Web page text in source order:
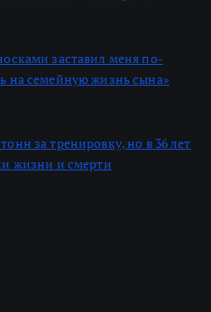
заставил меня по-
на семейную жизнь сына»
за тренировку, но в 36 лет
жизни и смерти